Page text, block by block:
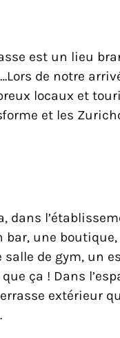
est un lieu
de notre
locaux et
et les
dans
bar, une
de gym, un
ça ! Dans
extérieur